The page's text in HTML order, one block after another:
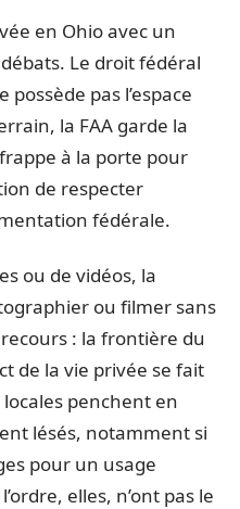
en Ohio avec un
Le droit fédéral
pas l’espace
la FAA garde la
à la porte pour
de respecter
fédérale.
ou de vidéos, la
ou filmer sans
: la frontière du
de la vie privée se fait
penchent en
lésés, notamment si
pour un usage
elles, n’ont pas le